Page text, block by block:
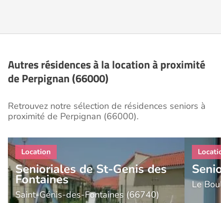
Autres résidences à la location à proximité
de Perpignan (66000)
Retrouvez notre sélection de résidences seniors à
proximité de Perpignan (66000).
Senioriales de St-Genis des
Fontaines
Saint-Génis-des-Fontaines (66740)
Le